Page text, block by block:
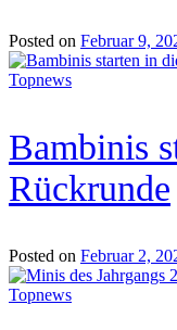
Posted on Februar 9,
Topnews
Bambinis
Rückrunde
Posted on Februar 2,
Topnews